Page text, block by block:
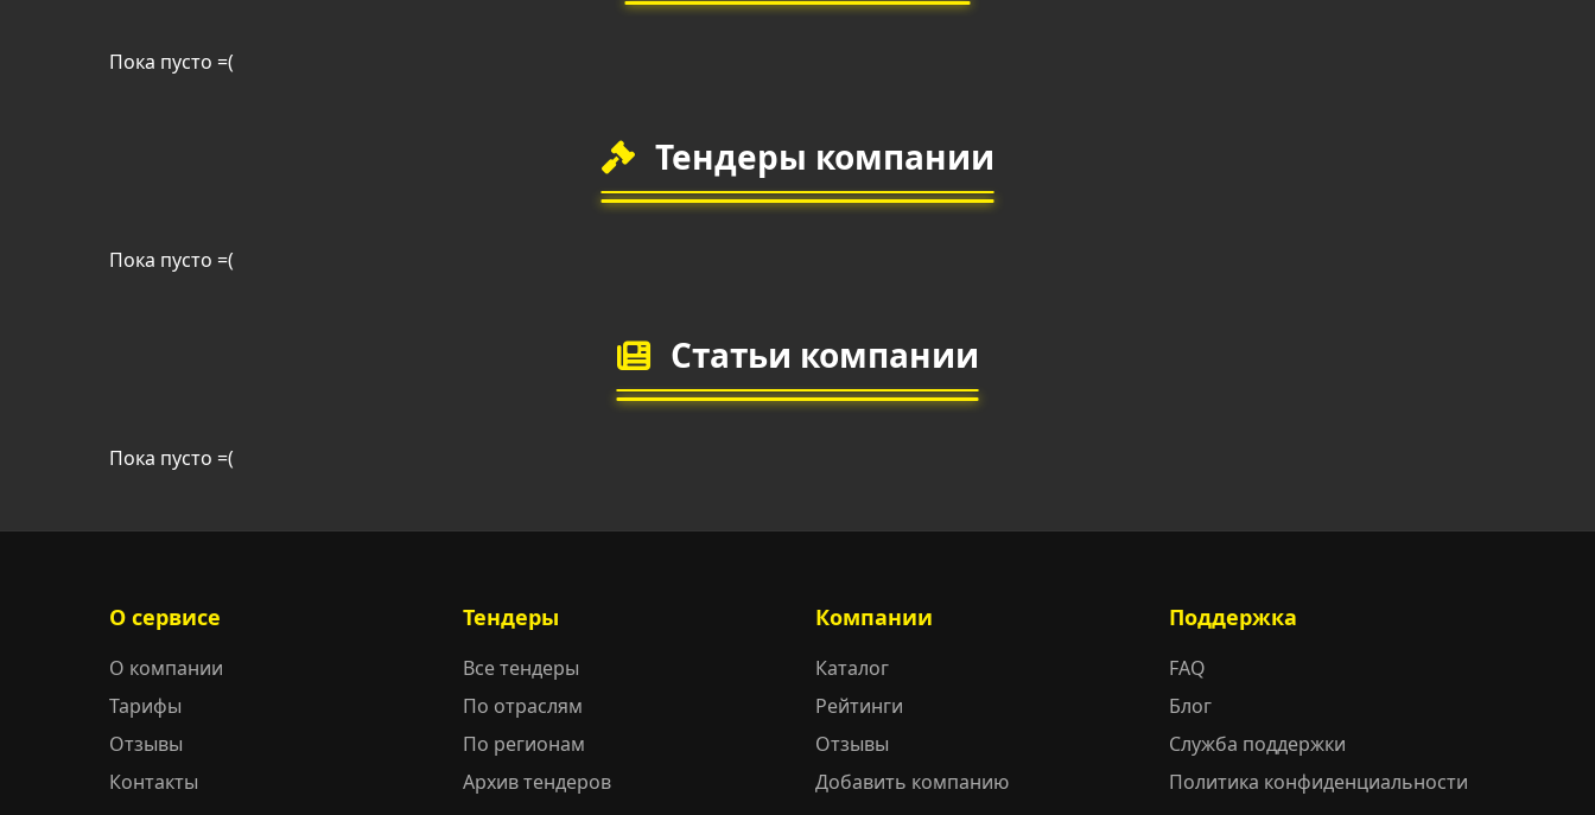
Пока пусто =(
Тендеры компании
Пока пусто =(
Статьи компании
Пока пусто =(
О сервисе
О компании
Тарифы
Отзывы
Контакты
Тендеры
Все тендеры
По отраслям
По регионам
Архив тендеров
Компании
Каталог
Рейтинги
Отзывы
Добавить компанию
Поддержка
FAQ
Блог
Служба поддержки
Политика конфиденциальности